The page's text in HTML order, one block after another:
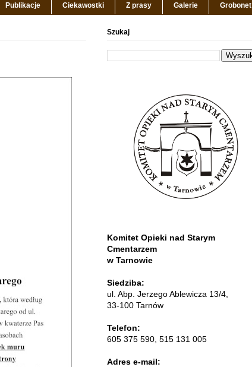
Publikacje Ciekawostki Z prasy Galerie Grobonet
Szukaj
Komitet Opieki nad Starym
Cmentarzem
w Tarnowie
Siedziba:
ul. Abp. Jerzego Ablewicza 13/4,
33-100 Tarnów
Telefon:
605 375 590, 515 131 005
Adres e-mail: